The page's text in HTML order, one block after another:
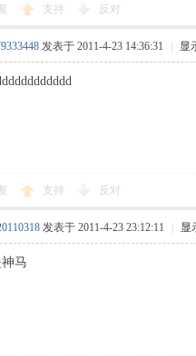
支持 反对
发表于 2011-4-23 14:36:31 显
支持 反对
发表于 2011-4-23 23:12:11 显
马